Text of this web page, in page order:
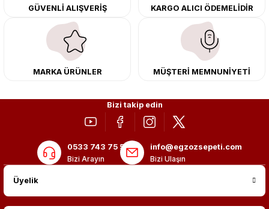
merkezimizde profesyonel montaj yapıyor, Türkiye’nin her yerine güvenli
kargo ile teslimat gerçekleştiriyoruz. Aracınıza değer katmak için doğru
adres: Egzoz Sepeti.
GÜVENLİ ALIŞVERİŞ KARGO ALICI ÖDEMELİDİR
MARKA ÜRÜNLER MÜŞTERİ MEMNUNİYETİ
Bizi takip edin
0533 743 75 56
Bizi Arayın
info@egzozsepeti.com
Bizi Ulaşın
Üyelik